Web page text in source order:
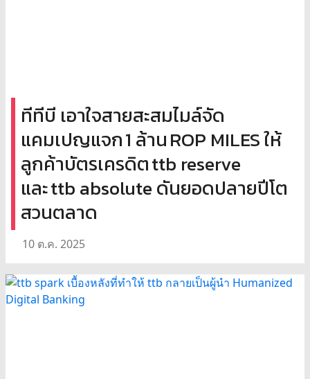
ทีทีบี เอาใจสายสะสมไมล์จัด
แคมเปญแจก 1 ล้าน ROP MILES ให้
ลูกค้าบัตรเครดิต ttb reserve
และ ttb absolute ดันยอดปลายปีโต
สวนตลาด
10 ต.ค. 2025